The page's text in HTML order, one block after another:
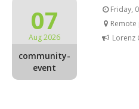
07
Aug 2026
community-
event
Friday,
Lorenz